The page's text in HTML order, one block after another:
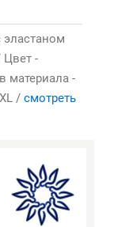
Цвет -
материала -
/ смотреть